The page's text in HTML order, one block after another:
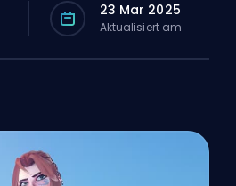
23 Mar 2025
Aktualisiert am